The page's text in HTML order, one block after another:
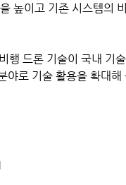
높이고 기존 시스템의
행 드론 기술이 국내 기
야로 기술 활용을 확대